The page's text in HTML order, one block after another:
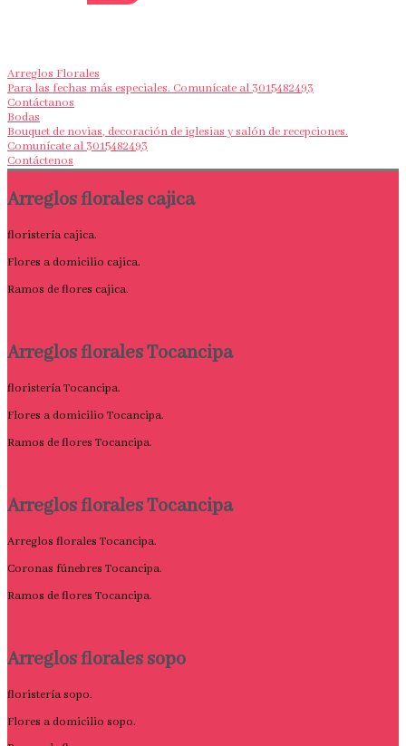
Arreglos Florales
Para las fechas más especiales. Comunícate al 3015482493
Contáctanos
Bodas
Bouquet de novias, decoración de iglesias y salón de recepciones.
Comunícate al 3015482493
Contáctenos
Arreglos florales cajica
floristería cajica.
Flores a domicilio cajica.
Ramos de flores cajica.
Arreglos florales Tocancipa
floristería Tocancipa.
Flores a domicilio Tocancipa.
Ramos de flores Tocancipa.
Arreglos florales Tocancipa
Arreglos florales Tocancipa.
Coronas fúnebres Tocancipa.
Ramos de flores Tocancipa.
Arreglos florales sopo
floristería sopo.
Flores a domicilio sopo.